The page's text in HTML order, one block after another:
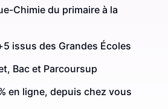
Chimie du primaire à la
issus des Grandes Écoles
Bac et Parcoursup
en ligne, depuis chez vous